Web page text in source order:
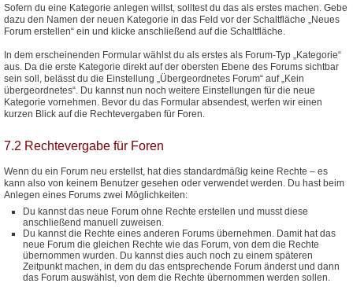
Sofern du eine Kategorie anlegen willst, solltest du das als erstes machen. Gebe
dazu den Namen der neuen Kategorie in das Feld vor der Schaltfläche „Neues
Forum erstellen“ ein und klicke anschließend auf die Schaltfläche.
In dem erscheinenden Formular wählst du als erstes als Forum-Typ „Kategorie“
aus. Da die erste Kategorie direkt auf der obersten Ebene des Forums sichtbar
sein soll, belässt du die Einstellung „Übergeordnetes Forum“ auf „Kein
übergeordnetes“. Du kannst nun noch weitere Einstellungen für die neue
Kategorie vornehmen. Bevor du das Formular absendest, werfen wir einen
kurzen Blick auf die Rechtevergaben für Foren.
7.2 Rechtevergabe für Foren
Wenn du ein Forum neu erstellst, hat dies standardmäßig keine Rechte – es
kann also von keinem Benutzer gesehen oder verwendet werden. Du hast beim
Anlegen eines Forums zwei Möglichkeiten:
Du kannst das neue Forum ohne Rechte erstellen und musst diese
anschließend manuell zuweisen.
Du kannst die Rechte eines anderen Forums übernehmen. Damit hat das
neue Forum die gleichen Rechte wie das Forum, von dem die Rechte
übernommen wurden. Du kannst dies auch noch zu einem späteren
Zeitpunkt machen, in dem du das entsprechende Forum änderst und dann
das Forum auswählst, von dem die Rechte übernommen werden sollen.